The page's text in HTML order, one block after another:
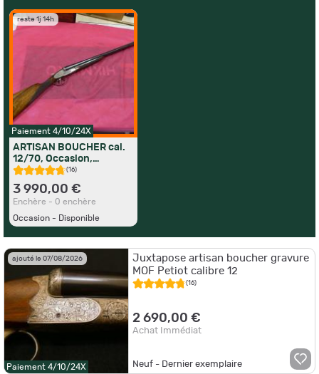
ajouté le 07/08/2026
Paiement 4/10/24X
Juxtapose artisan boucher gravure
MOF Petiot calibre 12
(16)
2 690,00 €
Achat Immédiat
Neuf - Dernier exemplaire
reste 1j 14h
Paiement 4/10/24X
ARTISAN BOUCHER cal.
12/70, Occasion,
Superbe affaire
(16)
3 990,00 €
Enchère - 0 enchère
Occasion - Disponible